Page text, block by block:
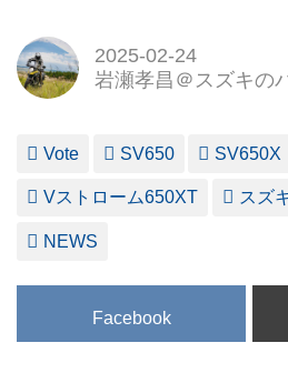
2025-02-24
岩瀬孝昌＠スズキの
Vote SV650 SV650X
Vストローム650XT スズ
NEWS
Facebook